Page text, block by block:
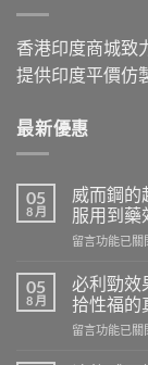
香港印度商城致
提供印度平價仿
最新優惠
05
8 月
威而鋼的
服用到藥
在
而
鋼
的
起
留言功能已關
05
8 月
必利勁效
拾性福的
在
留言功能已關